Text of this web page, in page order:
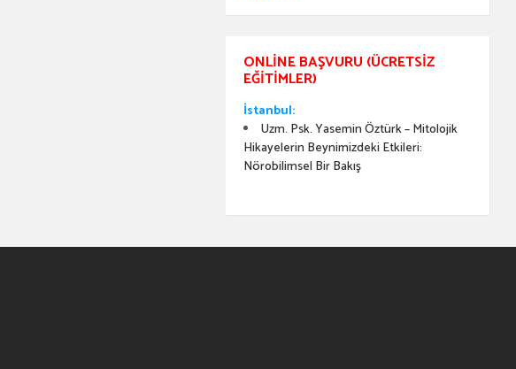
ONLINE BAŞVURU (ÜCRETSIZ
EĞITIMLER)
İstanbul:
Uzm. Psk. Yasemin Öztürk – Mitolojik
Hikayelerin Beynimizdeki Etkileri:
Nörobilimsel Bir Bakış